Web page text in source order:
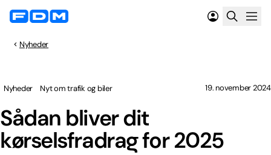
Nyheder
Sådan bliver dit
kørselsfradrag for 2025
Nyheder Nyt om trafik og biler 19. november 2024